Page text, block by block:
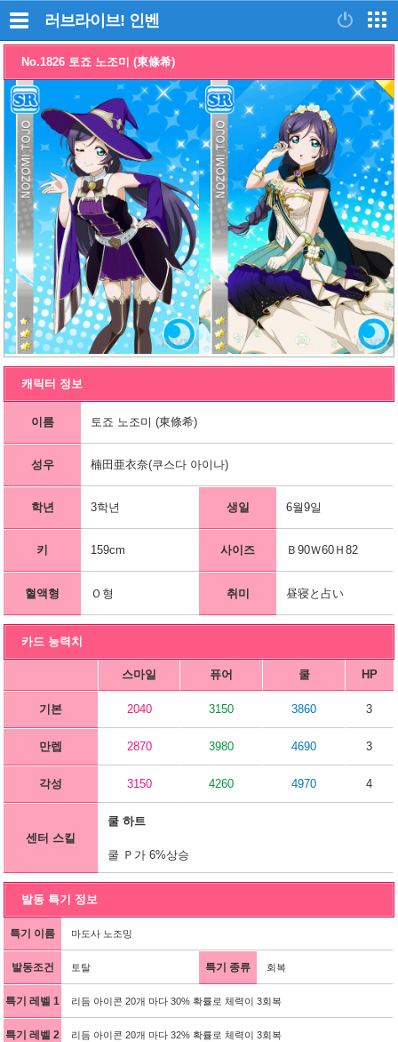
러브라이브! 인벤
No.1826 토죠 노조미 (東條希)
캐릭터 정보
이름 토죠 노조미 (東條希)
성우 楠田亜衣奈(쿠스다 아이나)
학년 3학년 생일 6월9일
키 159cm 사이즈 Ｂ90Ｗ60Ｈ82
혈액형 Ｏ형 취미 昼寝と占い
카드 능력치
스마일 퓨어 쿨 HP
기본 2040 3150 3860 3
만렙 2870 3980 4690 3
각성 3150 4260 4970 4
센터 스킬
쿨 하트
쿨 Ｐ가 6%상승
발동 특기 정보
특기 이름 마도사 노조밍
발동조건 토탈 특기 종류 회복
특기 레벨 1 리듬 아이콘 20개 마다 30% 확률로 체력이 3회복
특기 레벨 2 리듬 아이콘 20개 마다 32% 확률로 체력이 3회복